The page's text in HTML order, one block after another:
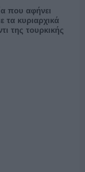
που αφήνει
τα κυριαρχικά
της τουρκικής